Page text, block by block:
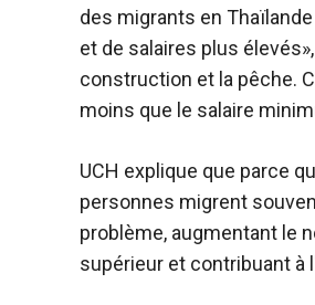
des migrants en
et de salaires plus
construction et la pêche.
moins que le salaire
UCH explique que parce
personnes migrent
problème, augmentant le
supérieur et contribuant à